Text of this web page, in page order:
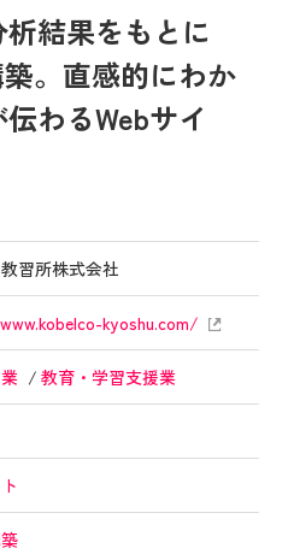
結果をもとに
。直感的にわか
わるWebサイ
習所株式会社
kyoshu.com/
教育・学習支援業